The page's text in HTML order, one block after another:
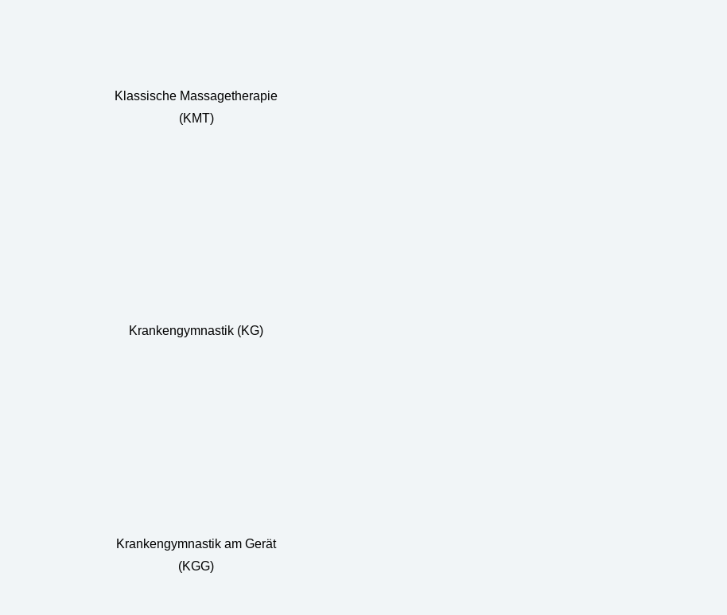
Klassische Massagetherapie
(KMT)
Krankengymnastik (KG)
Krankengymnastik am Gerät
(KGG)